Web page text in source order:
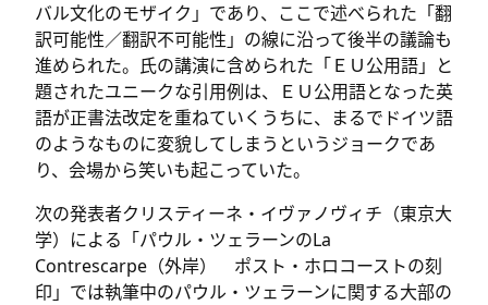
バル文化のモザイク」であり、ここで述べられた「翻
訳可能性／翻訳不可能性」の線に沿って後半の議論も
進められた。氏の講演に含められた「ＥＵ公用語」と
題されたユニークな引用例は、ＥＵ公用語となった英
語が正書法改定を重ねていくうちに、まるでドイツ語
のようなものに変貌してしまうというジョークであ
り、会場から笑いも起こっていた。
次の発表者クリスティーネ・イヴァノヴィチ（東京大
学）による「パウル・ツェラーンのLa
Contrescarpe（外岸） ポスト・ホロコーストの刻
印」では執筆中のパウル・ツェラーンに関する大部の